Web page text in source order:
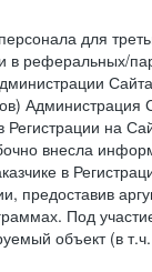
для
в реферальных/
на
внесла
в
предоставив
Под
объект (в